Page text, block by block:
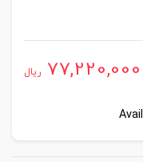
77,220,000 ریال